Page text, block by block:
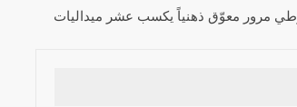
مرور معوّق ذهنياً يكسب عشر ميداليات